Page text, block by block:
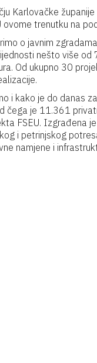
Karlovačke
ovome trenutku na
o javnim
nešto više od
Od ukupno 30
i kako je do danas
čega je 11.361
FSEU. Izgrađena
i petrinjskog
namjene i